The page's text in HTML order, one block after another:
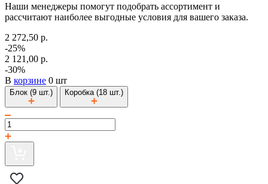
Наши менеджеры помогут подобрать ассортимент и
рассчитают наиболее выгодные условия для вашего заказа.
2 272,50 р.
-25%
2 121,00 р.
-30%
В корзине 0 шт
Блок (9 шт.) Коробка (18 шт.)